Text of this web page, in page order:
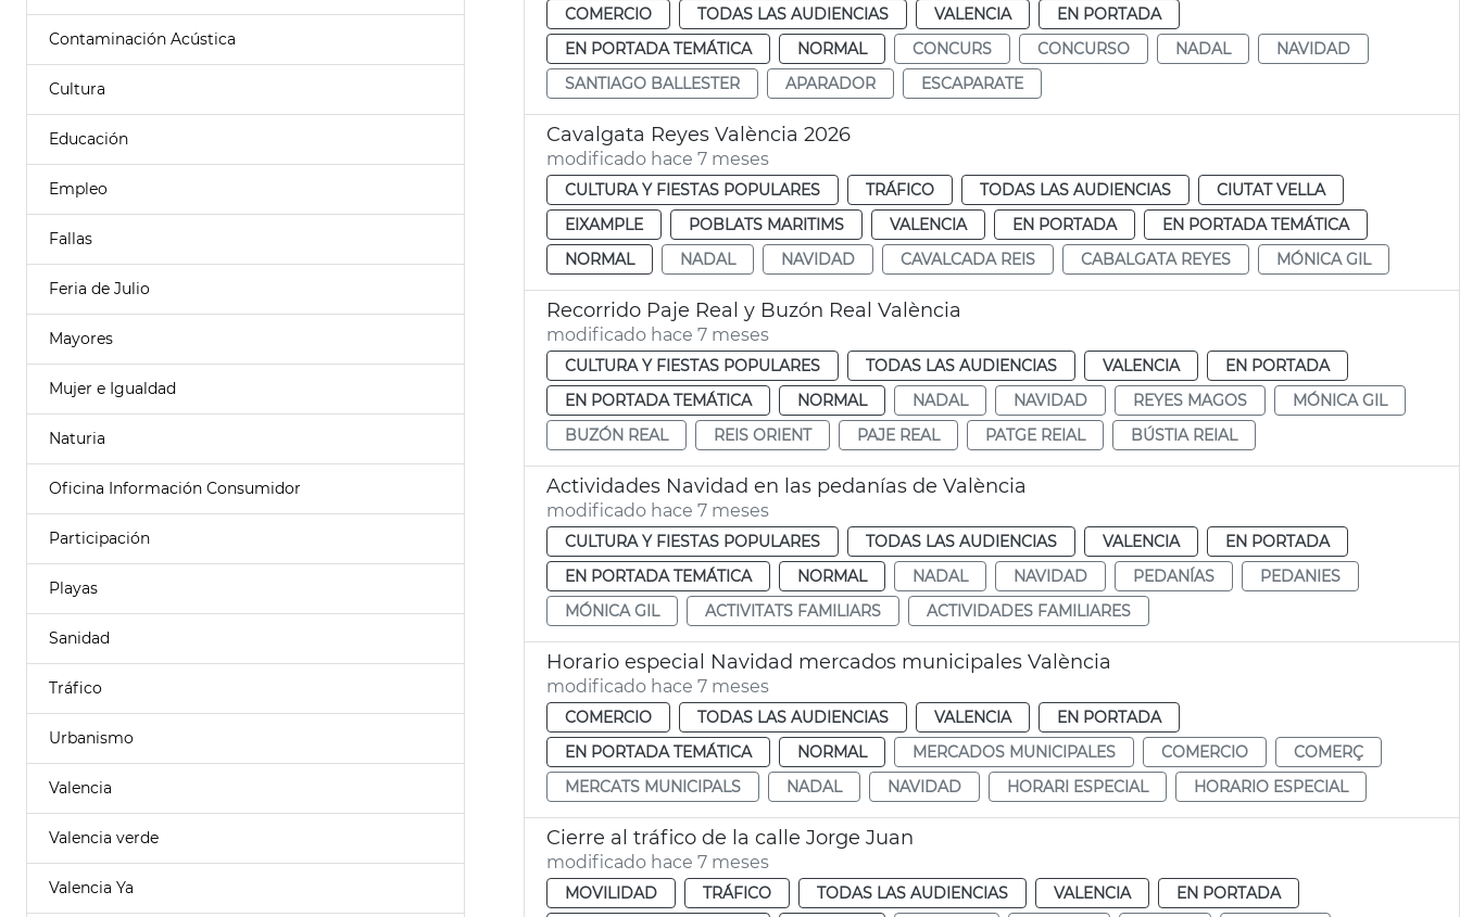
Contaminación Acústica
Cultura
Educación
Empleo
Fallas
Feria de Julio
Mayores
Mujer e Igualdad
Naturia
Oficina Información Consumidor
Participación
Playas
Sanidad
Tráfico
Urbanismo
Valencia
Valencia verde
Valencia Ya
COMERCIO TODAS LAS AUDIENCIAS VALENCIA
EN PORTADA
EN PORTADA TEMÁTICA
NORMAL CONCURS CONCURSO NADAL
NAVIDAD
SANTIAGO BALLESTER
APARADOR ESCAPARATE
Cavalgata Reyes València 2026
modificado hace 7 meses
CULTURA Y FIESTAS POPULARES TRÁFICO TODAS LAS AUDIENCIAS
CIUTAT VELLA
EIXAMPLE
POBLATS MARITIMS VALENCIA EN PORTADA
EN PORTADA TEMÁTICA
NORMAL
NADAL NAVIDAD CAVALCADA REIS CABALGATA REYES MÓNICA GIL
Recorrido Paje Real y Buzón Real València
modificado hace 7 meses
CULTURA Y FIESTAS POPULARES TODAS LAS AUDIENCIAS VALENCIA
EN PORTADA
EN PORTADA TEMÁTICA
NORMAL NADAL NAVIDAD REYES MAGOS
MÓNICA GIL
BUZÓN REAL
REIS ORIENT PAJE REAL PATGE REIAL BÚSTIA REIAL
Actividades Navidad en las pedanías de València
modificado hace 7 meses
CULTURA Y FIESTAS POPULARES TODAS LAS AUDIENCIAS VALENCIA
EN PORTADA
EN PORTADA TEMÁTICA
NORMAL NADAL NAVIDAD PEDANÍAS
PEDANIES
MÓNICA GIL
ACTIVITATS FAMILIARS ACTIVIDADES FAMILIARES
Horario especial Navidad mercados municipales València
modificado hace 7 meses
COMERCIO TODAS LAS AUDIENCIAS VALENCIA
EN PORTADA
EN PORTADA TEMÁTICA
NORMAL MERCADOS MUNICIPALES COMERCIO
COMERÇ
MERCATS MUNICIPALS
NADAL NAVIDAD HORARI ESPECIAL HORARIO ESPECIAL
Cierre al tráfico de la calle Jorge Juan
modificado hace 7 meses
MOVILIDAD TRÁFICO TODAS LAS AUDIENCIAS VALENCIA
EN PORTADA